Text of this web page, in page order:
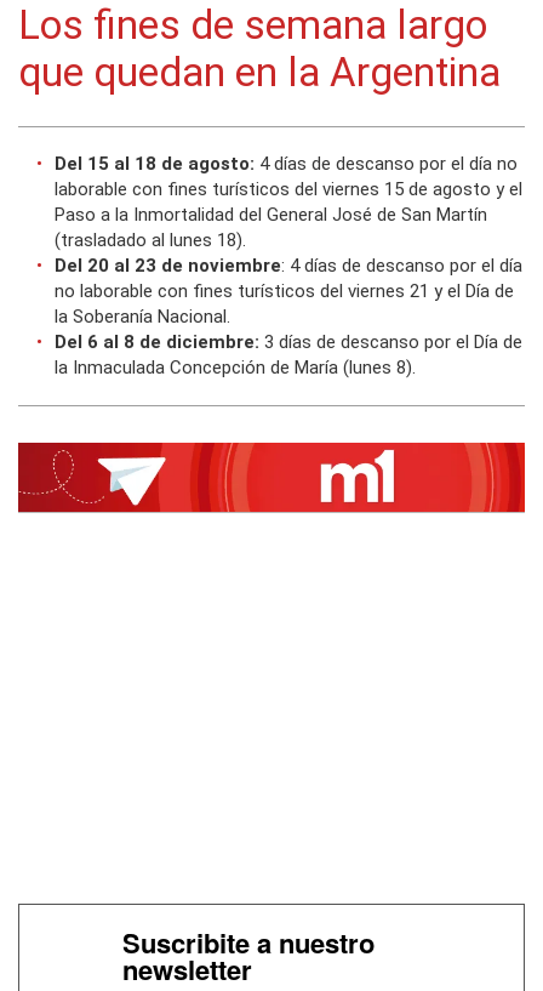
Los fines de semana largo
que quedan en la Argentina
Del 15 al 18 de agosto: 4 días de descanso por el día no
laborable con fines turísticos del viernes 15 de agosto y el
Paso a la Inmortalidad del General José de San Martín
(trasladado al lunes 18).
Del 20 al 23 de noviembre: 4 días de descanso por el día
no laborable con fines turísticos del viernes 21 y el Día de
la Soberanía Nacional.
Del 6 al 8 de diciembre: 3 días de descanso por el Día de
la Inmaculada Concepción de María (lunes 8).
Suscribite a nuestro
newsletter